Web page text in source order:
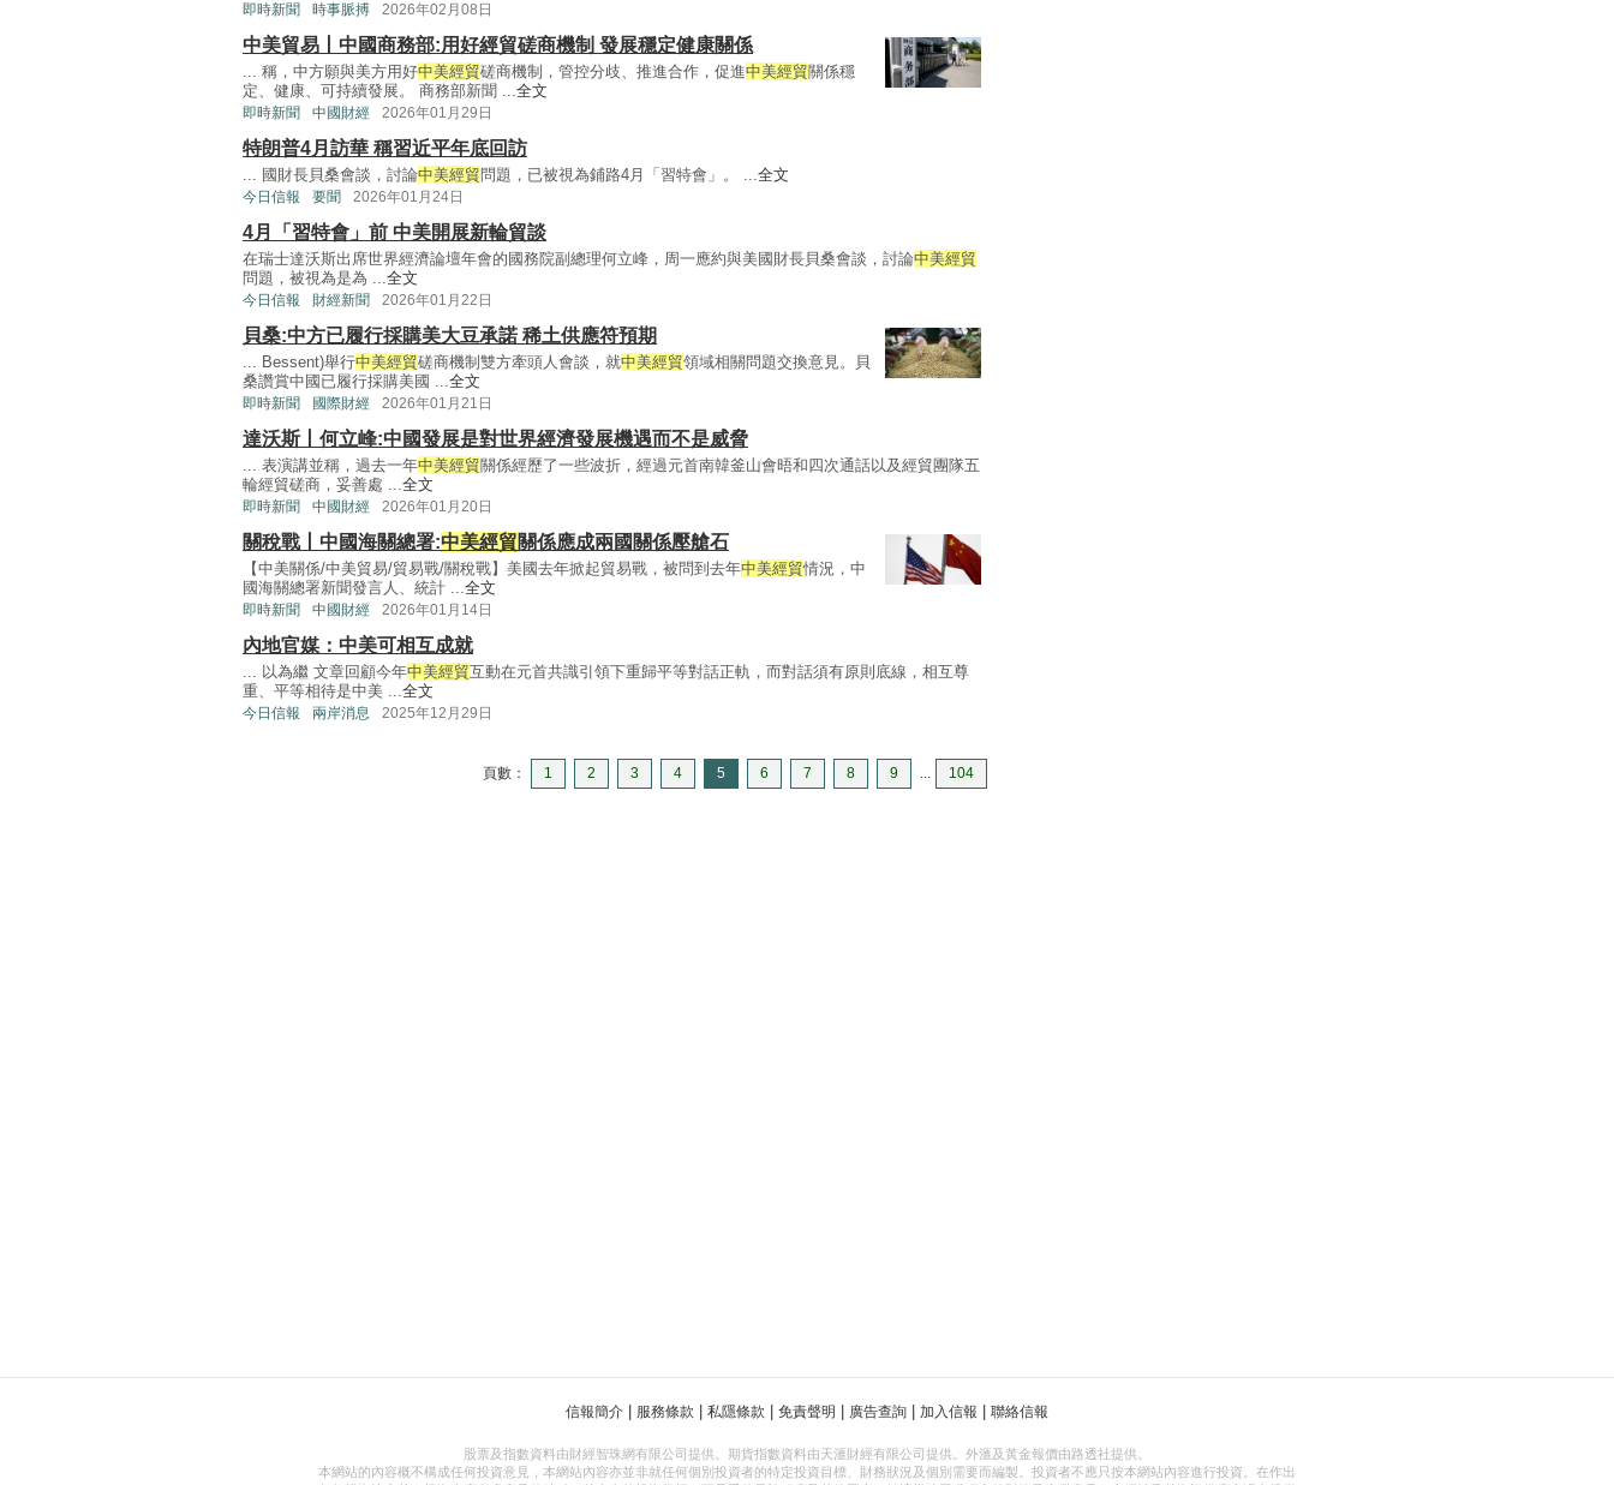
即時新聞 時事脈搏 2026年02月08日
中美貿易丨中國商務部:用好經貿磋商機制 發展穩定健康關係
... 稱，中方願與美方用好中美經貿磋商機制，管控分歧、推進合作，促進中美經貿關係穩
定、健康、可持續發展。 商務部新聞 ...全文
即時新聞 中國財經 2026年01月29日
特朗普4月訪華 稱習近平年底回訪
... 國財長貝桑會談，討論中美經貿問題，已被視為鋪路4月「習特會」。 ...全文
今日信報 要聞 2026年01月24日
4月「習特會」前 中美開展新輪貿談
在瑞士達沃斯出席世界經濟論壇年會的國務院副總理何立峰，周一應約與美國財長貝桑會談，討論中美經貿
問題，被視為是為 ...全文
今日信報 財經新聞 2026年01月22日
貝桑:中方已履行採購美大豆承諾 稀土供應符預期
... Bessent)舉行中美經貿磋商機制雙方牽頭人會談，就中美經貿領域相關問題交換意見。貝
桑讚賞中國已履行採購美國 ...全文
即時新聞 國際財經 2026年01月21日
達沃斯丨何立峰:中國發展是對世界經濟發展機遇而不是威脅
... 表演講並稱，過去一年中美經貿關係經歷了一些波折，經過元首南韓釜山會晤和四次通話以及經貿團隊五
輪經貿磋商，妥善處 ...全文
即時新聞 中國財經 2026年01月20日
關稅戰丨中國海關總署:中美經貿關係應成兩國關係壓艙石
【中美關係/中美貿易/貿易戰/關稅戰】美國去年掀起貿易戰，被問到去年中美經貿情況，中
國海關總署新聞發言人、統計 ...全文
即時新聞 中國財經 2026年01月14日
內地官媒：中美可相互成就
... 以為繼 文章回顧今年中美經貿互動在元首共識引領下重歸平等對話正軌，而對話須有原則底線，相互尊
重、平等相待是中美 ...全文
今日信報 兩岸消息 2025年12月29日
頁數： 1 2 3 4 5 6 7 8 9 ... 104
信報簡介 服務條款 私隱條款 免責聲明 廣告查詢 加入信報 聯絡信報
股票及指數資料由財經智珠網有限公司提供。期貨指數資料由天滙財經有限公司提供。外滙及黃金報價由路透社提供。
本網站的內容概不構成任何投資意見，本網站內容亦並非就任何個別投資者的特定投資目標、財務狀況及個別需要而編製。投資者不應只按本網站內容進行投資。在作出